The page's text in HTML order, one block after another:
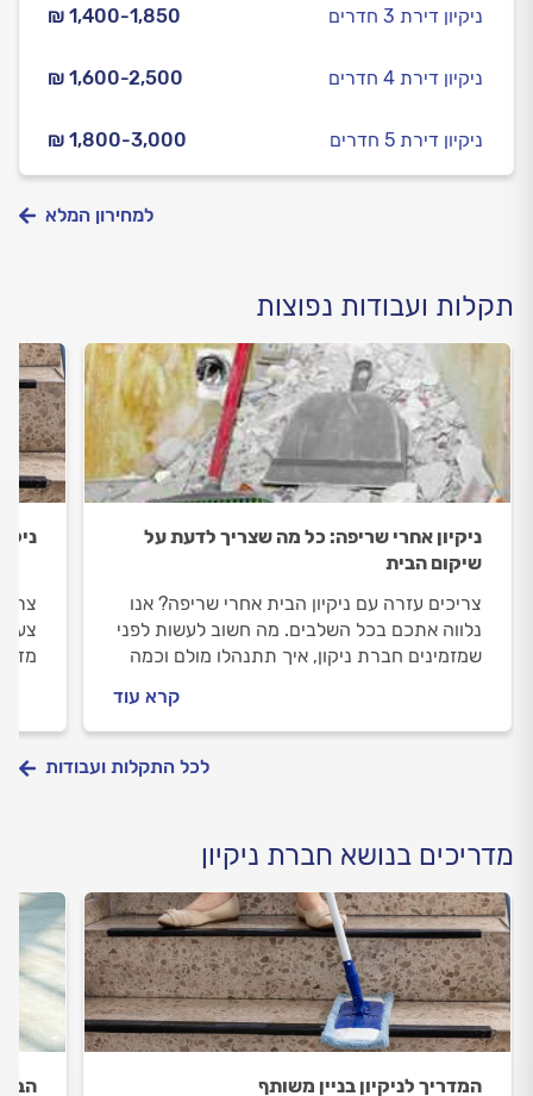
₪ 1,400-1,850 ניקיון דירת 3 חדרים
₪ 1,600-2,500 ניקיון דירת 4 חדרים
₪ 1,800-3,000 ניקיון דירת 5 חדרים
למחירון המלא
תקלות ועבודות נפוצות
ניקיון אחרי שריפה: כל מה שצריך לדעת על
שיקום הבית
צריכים עזרה עם ניקיון הבית אחרי שריפה? אנו
נלווה אתכם בכל השלבים. מה חשוב לעשות לפני
שמזמינים חברת ניקון, איך תתנהלו מולם וכמה
קרא עוד
צעד
לכל התקלות ועבודות
מדריכים בנושא חברת ניקיון
המדריך לניקיון בניין משותף